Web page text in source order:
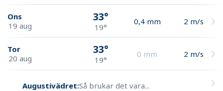
Ons
19 aug
33°
19°
0,4 mm 2 m/s
Tor
20 aug
33°
19°
0 mm 2 m/s
Augustivädret:Så brukar det vara...